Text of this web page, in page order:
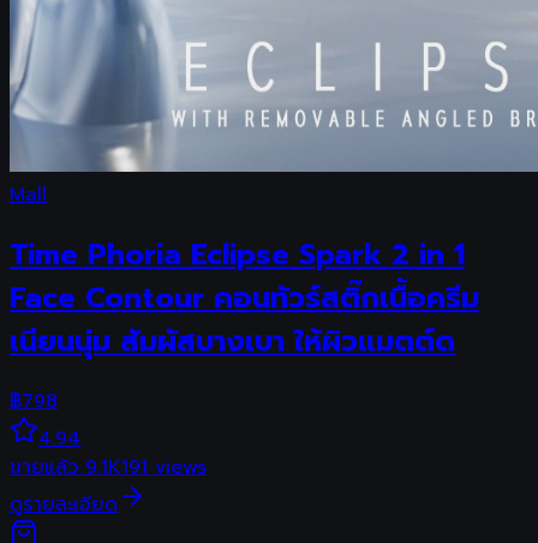
Mall
Time Phoria Eclipse Spark 2 in 1
Face Contour คอนทัวร์สติ๊กเนื้อครีม
เนียนนุ่ม สัมผัสบางเบา ให้ผิวแมตต์ด
฿798
4.94
ขายแล้ว 9.1K191 views
ดูรายละเอียด